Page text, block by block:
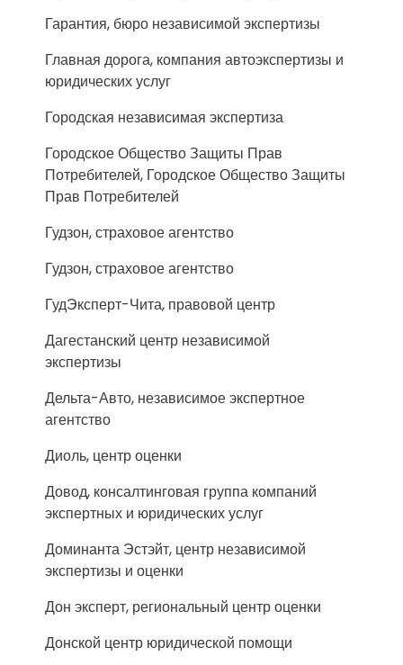
Гарантия, бюро независимой экспертизы
Главная дорога, компания автоэкспертизы и
юридических услуг
Городская независимая экспертиза
Городское Общество Защиты Прав
Потребителей, Городское Общество Защиты
Прав Потребителей
Гудзон, страховое агентство
Гудзон, страховое агентство
ГудЭксперт-Чита, правовой центр
Дагестанский центр независимой
экспертизы
Дельта-Авто, независимое экспертное
агентство
Диоль, центр оценки
Довод, консалтинговая группа компаний
экспертных и юридических услуг
Доминанта Эстэйт, центр независимой
экспертизы и оценки
Дон эксперт, региональный центр оценки
Донской центр юридической помощи